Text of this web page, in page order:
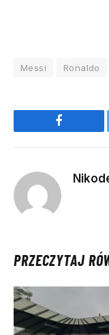
Messi Ronaldo
Facebook
PRZECZYTAJ